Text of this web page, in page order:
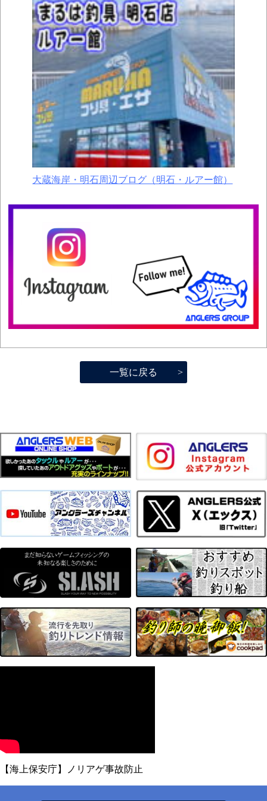
大蔵海岸・明石周辺ブログ（明石・ルアー館）
一覧に戻る
【海上保安庁】ノリアゲ事故防止